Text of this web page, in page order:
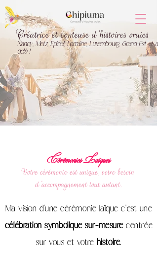
Créatrice et conteuse d'histoires vraies
Nancy, Metz, Epinal, Lorraine, Luxembourg, Grand-Est et au
delà !
Cérémonies Laïques
Votre cérémonie est unique, votre besoin
d'accompagnement tout autant.
Ma vision d'une cérémonie laïque c'est une
célébration symbolique sur-mesurecentrée
sur vous et votre histoire.